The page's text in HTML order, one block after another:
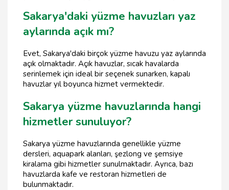
Sakarya'daki yüzme havuzları yaz
aylarında açık mı?
Evet, Sakarya'daki birçok yüzme havuzu yaz aylarında
açık olmaktadır. Açık havuzlar, sıcak havalarda
serinlemek için ideal bir seçenek sunarken, kapalı
havuzlar yıl boyunca hizmet vermektedir.
Sakarya yüzme havuzlarında hangi
hizmetler sunuluyor?
Sakarya yüzme havuzlarında genellikle yüzme
dersleri, aquapark alanları, şezlong ve şemsiye
kiralama gibi hizmetler sunulmaktadır. Ayrıca, bazı
havuzlarda kafe ve restoran hizmetleri de
bulunmaktadır.